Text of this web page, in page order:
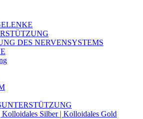
DES NERVENSYSTEMS
Kolloidales Silber | Kolloidales Gold